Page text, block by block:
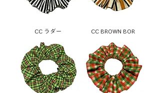
CC ラダー CC BROWN BOR